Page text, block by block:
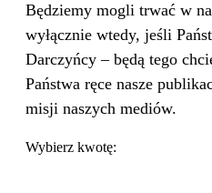
Będziemy mogli trwać w
wyłącznie wtedy, jeśli
Darczyńcy – będą tego
Państwa ręce nasze
misji naszych mediów.
Wybierz kwotę: